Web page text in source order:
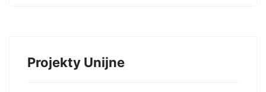
Projekty Unijne